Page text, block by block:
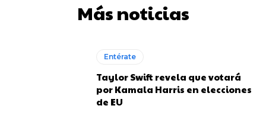
Más noticias
Entérate
Taylor Swift revela que votará
por Kamala Harris en elecciones
de EU